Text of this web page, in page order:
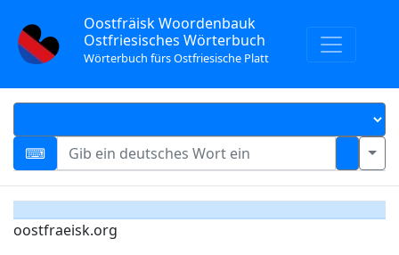
Oostfräisk Woordenbauk
Ostfriesisches Wörterbuch
Wörterbuch fürs Ostfriesische Platt
oostfraeisk.org